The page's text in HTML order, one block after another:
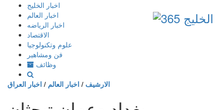
إذهب
المحتوى
اخبار الخليج
اخبار العالم
اخبار الرياضه
الاقتصاد
علوم وتكنولوجيا
فن ومشاهير
وظائف
الارشيف / اخبار العالم / اخبار العراق